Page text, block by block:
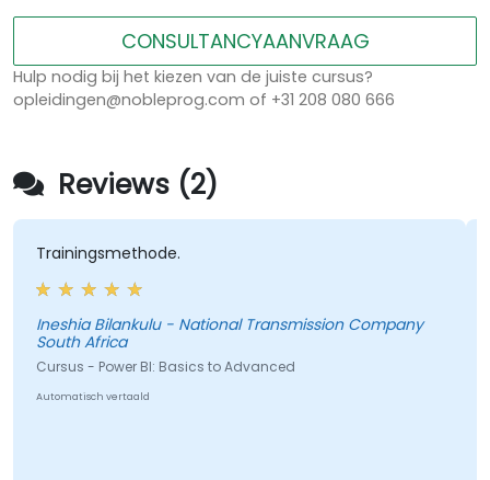
CONSULTANCYAANVRAAG
Hulp nodig bij het kiezen van de juiste cursus?
opleidingen@nobleprog.com of +31 208 080 666
Reviews (2)
Bilankulu - National Transmission Company
Africa
- Power BI: Basics to Advanced
vertaald